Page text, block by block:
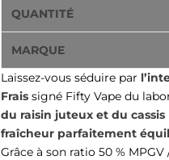
QUANTITÉ
MARQUE
Laissez-vous séduire par
Frais signé Fifty Vape du
du raisin juteux et du
fraîcheur parfaitement
Grâce à son ratio 50 %